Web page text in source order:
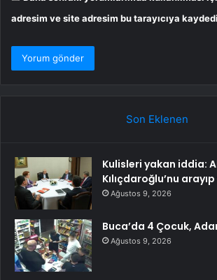
adresim ve site adresim bu tarayıcıya
Son Eklenen
Kulisleri yakan iddia:
Kılıçdaroğlu’nu
Ağustos 9, 2026
Buca’da 4 Çocuk,
Ağustos 9, 2026